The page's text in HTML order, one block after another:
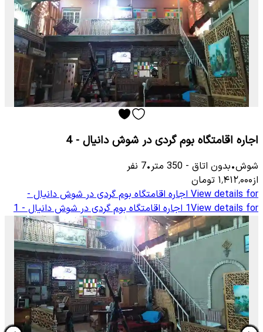
اجاره اقامتگاه بوم گردی در شوش دانیال - 4
شوش•بدون اتاق -
350 متر•
7 نفر
از۱٬۴۱۲٬۰۰۰ تومان
View details for اجاره اقامتگاه بوم گردی در شوش دانیال -
1View details for اجاره اقامتگاه بوم گردی در شوش دانیال - 1